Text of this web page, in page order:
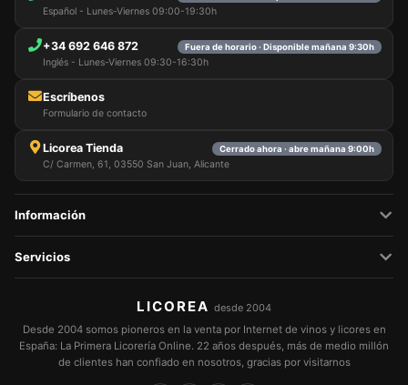
Español - Lunes-Viernes 09:00-19:30h
+34 692 646 872 Fuera de horario · Disponible mañana 9:30h
Inglés - Lunes-Viernes 09:30-16:30h
Escríbenos
Formulario de contacto
Licorea Tienda Cerrado ahora · abre mañana 9:00h
C/ Carmen, 61, 03550 San Juan, Alicante
Información
Servicios
LICOREA desde 2004
Desde 2004 somos pioneros en la venta por Internet de vinos y licores en
España: La Primera Licorería Online. 22 años después, más de medio millón
de clientes han confiado en nosotros, gracias por visitarnos